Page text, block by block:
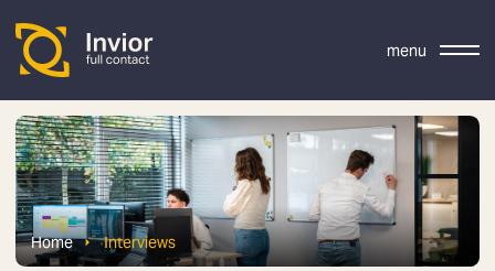
menu
Home Interviews